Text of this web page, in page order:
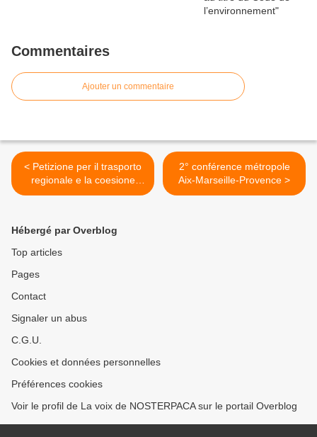
Commentaires
Ajouter un commentaire
< Petizione per il trasporto
regionale e la coesione
territoriale
2° conférence métropole
Aix-Marseille-Provence >
Hébergé par Overblog
Top articles
Pages
Contact
Signaler un abus
C.G.U.
Cookies et données personnelles
Préférences cookies
Voir le profil de La voix de NOSTERPACA sur le portail Overblog